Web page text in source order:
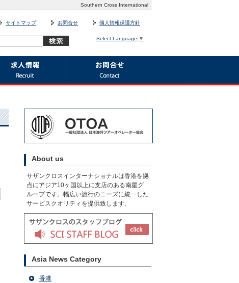
Southern Cross International
サイトマップ お問合せ 個人情報保護方針
Select Language ▼
About us
サザンクロスインターナショナルは香港を拠
点にアジア10ヶ国以上に支店のある南星グ
ループです。幅広い旅行のニーズに統一した
サービスクオリティを提供致します。
Asia News Category
香港